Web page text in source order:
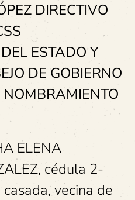
DIRECTIVO
ESTADO Y
DE GOBIERNO
NOMBRAMIENTO
ELENA
cédula 2-
vecina de